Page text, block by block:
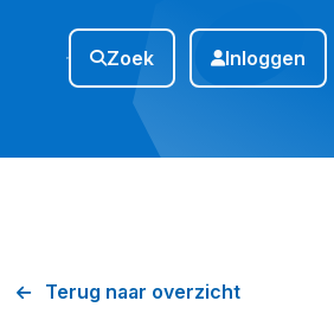
Zoek Inloggen
Terug naar overzicht